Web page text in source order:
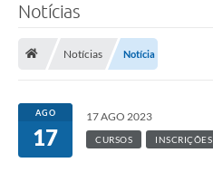
Notícias
Notícias Notícia
AGO
17
17 AGO 2023
CURSOS INSCRIÇÕES